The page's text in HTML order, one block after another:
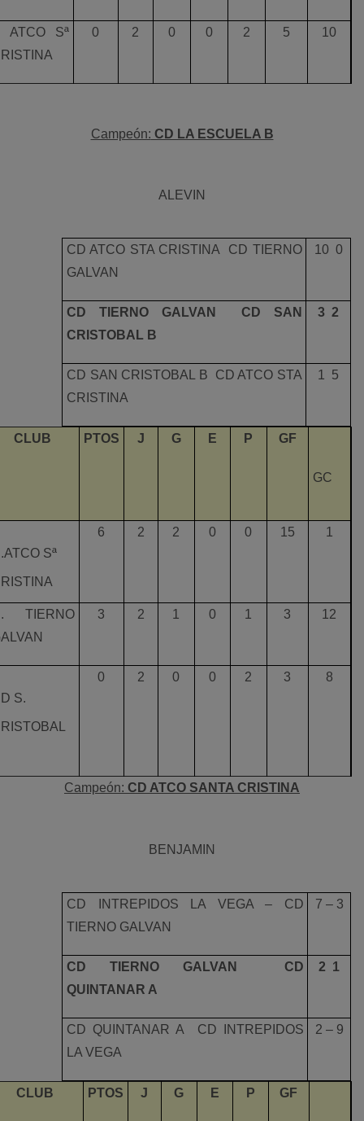
ATCO Sª
0 2 0 0 2 5 10
Campeón: CD LA ESCUELA B
ALEVIN
CD ATCO STA CRISTINA  CD TIERNO
GALVAN
10  0
CD TIERNO GALVAN  CD SAN
CRISTOBAL B
3  2
CD SAN CRISTOBAL B  CD ATCO STA
CRISTINA
1  5
CLUB PTOS J G E P GF
GC
Sª
6 2 2 0 0 15 1
TIERNO
3 2 1 0 1 3 12
S.
0 2 0 0 2 3 8
Campeón: CD ATCO SANTA CRISTINA
BENJAMIN
CD INTREPIDOS LA VEGA – CD
TIERNO GALVAN
7 – 3
CD TIERNO GALVAN  CD
QUINTANAR A
2  1
CD QUINTANAR A  CD INTREPIDOS
LA VEGA
2 – 9
CLUB PTOS J G E P GF